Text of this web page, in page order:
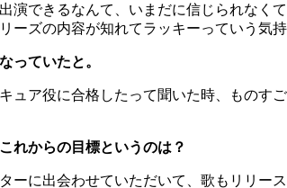
演できるなんて、いまだに信じられなく
ーズの内容が知れてラッキーっていう気持
っていたと。
ュア役に合格したって聞いた時、ものす
れからの目標というのは？
ーに出会わせていただいて、歌もリリー